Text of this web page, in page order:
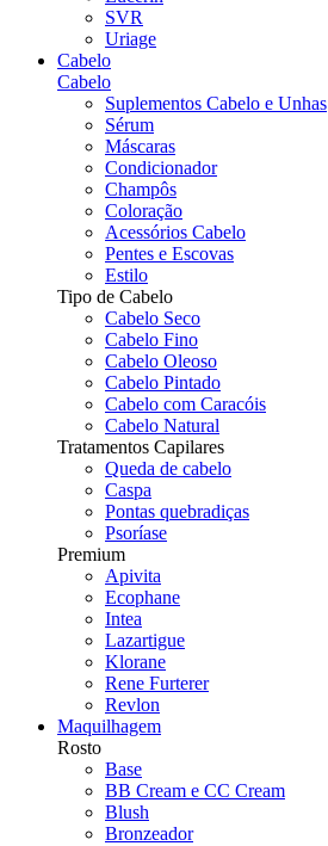
SVR
Uriage
Cabelo
Cabelo
Suplementos Cabelo e Unhas
Sérum
Máscaras
Condicionador
Champôs
Coloração
Acessórios Cabelo
Pentes e Escovas
Estilo
Tipo de Cabelo
Cabelo Seco
Cabelo Fino
Cabelo Oleoso
Cabelo Pintado
Cabelo com Caracóis
Cabelo Natural
Tratamentos Capilares
Queda de cabelo
Caspa
Pontas quebradiças
Psoríase
Premium
Apivita
Ecophane
Intea
Lazartigue
Klorane
Rene Furterer
Revlon
Maquilhagem
Rosto
Base
BB Cream e CC Cream
Blush
Bronzeador